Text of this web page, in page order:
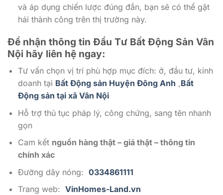
và áp dụng chiến lược đúng đắn, bạn sẽ có thể gặt
hái thành công trên thị trường này.
Để nhận thông tin Đầu Tư Bất Động Sản Vân
Nội hãy liên hệ ngay:
Tư vấn chọn vị trí phù hợp mục đích: ở, đầu tư, kinh
doanh tại Bất Động sản Huyện Đông Anh ,Bất
Động sản tại xã Vân Nội
Hỗ trợ thủ tục pháp lý, công chứng, sang tên nhanh
gọn
Cam kết nguồn hàng thật – giá thật – thông tin
chính xác
Đường dây nóng: 0334861111
Trang web: VinHomes-Land.vn